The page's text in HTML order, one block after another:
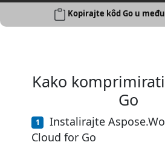
Kopirajte kôd Go u
Kako
Go
Instalirajte
Cloud for Go